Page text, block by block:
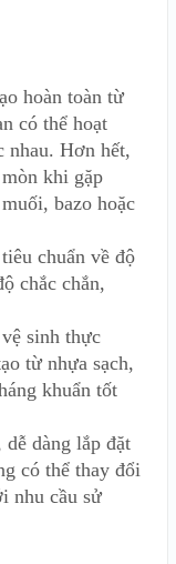
hoàn toàn từ
có thể hoạt
nhau. Hơn hết,
khi gặp
bazo hoặc
chuẩn về độ
chắc chắn,
sinh thực
từ nhựa sạch,
khuẩn tốt
dàng lắp đặt
có thể thay đổi
nhu cầu sử